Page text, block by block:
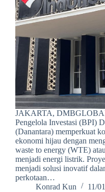
JAKARTA,
Pengelola Investasi (BPI)
(Danantara) memperkuat
ekonomi hijau dengan
waste to energy (WTE)
menjadi energi listrik.
menjadi solusi inovatif
perkotaan…
Konrad Kun
11/